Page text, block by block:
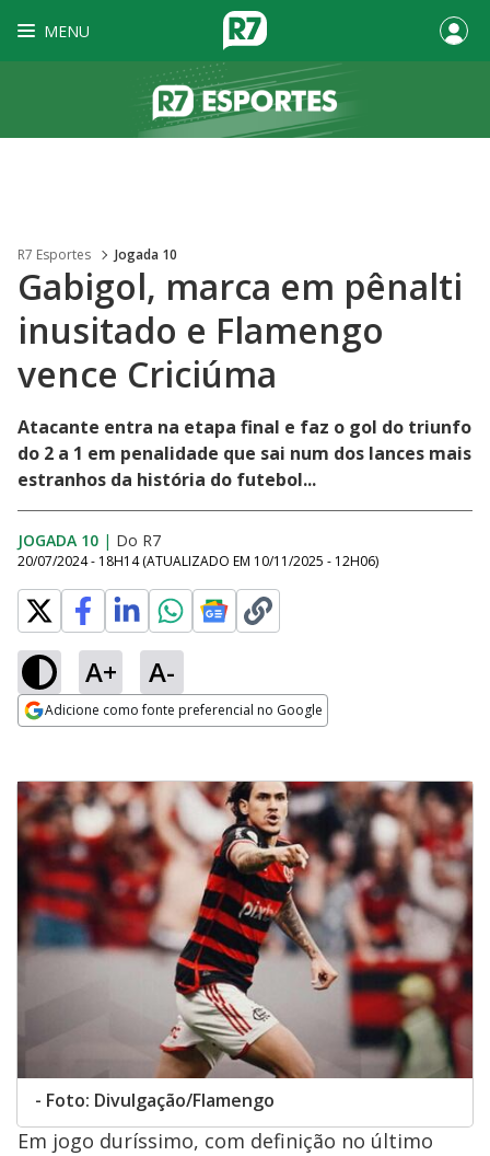
MENU
R7 Esportes Jogada 10
Gabigol, marca em pênalti
inusitado e Flamengo
vence Criciúma
Atacante entra na etapa final e faz o gol do triunfo
do 2 a 1 em penalidade que sai num dos lances mais
estranhos da história do futebol...
JOGADA 10 | Do R7
20/07/2024 - 18H14 (ATUALIZADO EM 10/11/2025 - 12H06)
A+ A-
Adicione como fonte preferencial no Google
- Foto: Divulgação/Flamengo
Em jogo duríssimo, com definição no último